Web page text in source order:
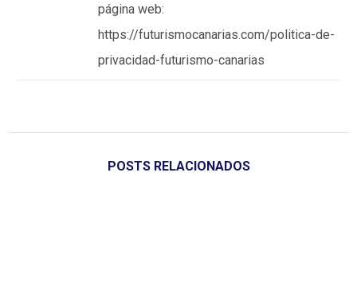
página web:
https://futurismocanarias.com/politica-de-
privacidad-futurismo-canarias
POSTS RELACIONADOS